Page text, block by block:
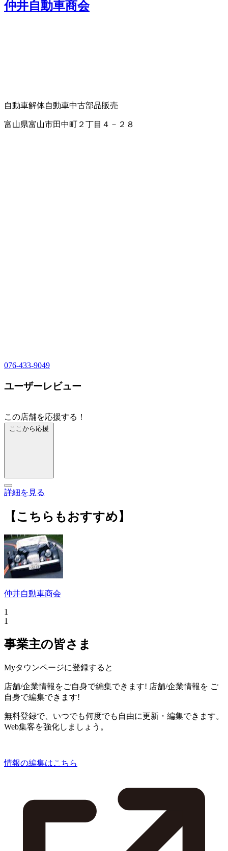
仲井自動車商会
自動車解体自動車中古部品販売
富山県富山市田中町２丁目４－２８
076-433-9049
ユーザーレビュー
この店舗を応援する！
ここから応援
詳細を見る
【こちらもおすすめ】
仲井自動車商会
1
1
事業主の皆さま
Myタウンページに登録すると
店舗/企業情報をご自身で編集できます! 店舗/企業情報を ご
自身で編集できます!
無料登録で、いつでも何度でも自由に更新・編集できます。
Web集客を強化しましょう。
情報の編集はこちら